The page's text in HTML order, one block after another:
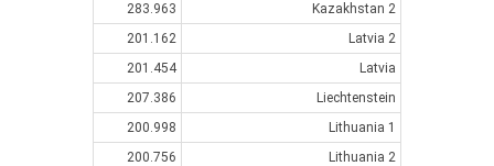
Kazakhstan 2
283.963
Latvia 2
201.162
Latvia
201.454
Liechtenstein
207.386
Lithuania 1
200.998
Lithuania 2
200.756